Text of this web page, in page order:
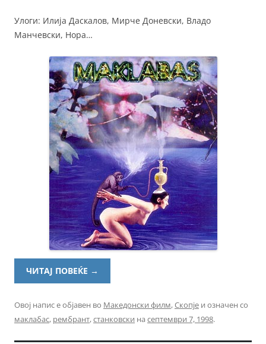
Улоги: Илија Даскалов, Мирче Доневски, Владо
Манчевски, Нора…
ЧИТАЈ ПОВЕЌЕ →
Овој напис е објавен во Македонски филм,Скопје и означен со
маклабас, рембрант,станковски на септември 7, 1998.